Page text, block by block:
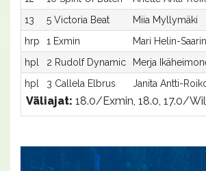
13
5 Victoria Beat Miia Myllymäki
hrp
1 Exmin Mari Helin-
hpl
2 Rudolf Dynamic Merja
hpl
3 Callela Elbrus Janita Antti-
Väliajat: 18.0/Exmin, 18.0, 17.0/